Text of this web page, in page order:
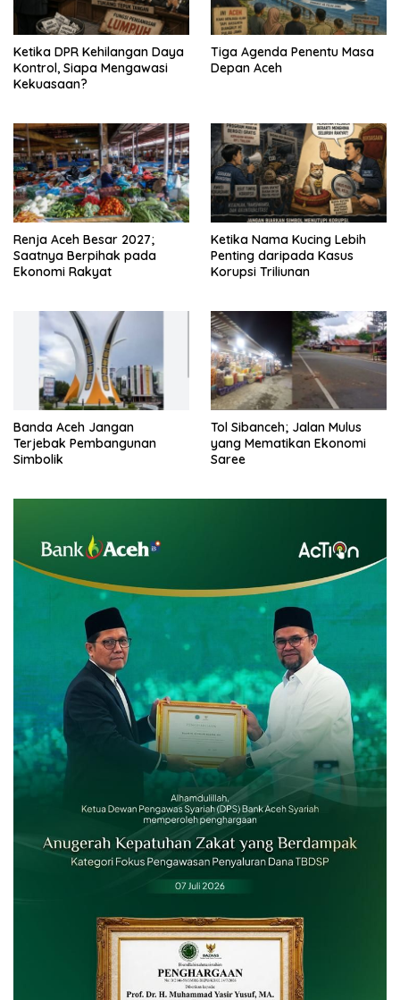
Ketika DPR Kehilangan Daya
Kontrol, Siapa Mengawasi
Kekuasaan?
Tiga Agenda Penentu Masa
Depan Aceh
Renja Aceh Besar 2027;
Saatnya Berpihak pada
Ekonomi Rakyat
Ketika Nama Kucing Lebih
Penting daripada Kasus
Korupsi Triliunan
Banda Aceh Jangan
Terjebak Pembangunan
Simbolik
Tol Sibanceh; Jalan Mulus
yang Mematikan Ekonomi
Saree